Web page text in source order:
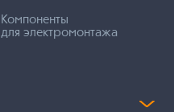
Компоненты
для электромонтажа